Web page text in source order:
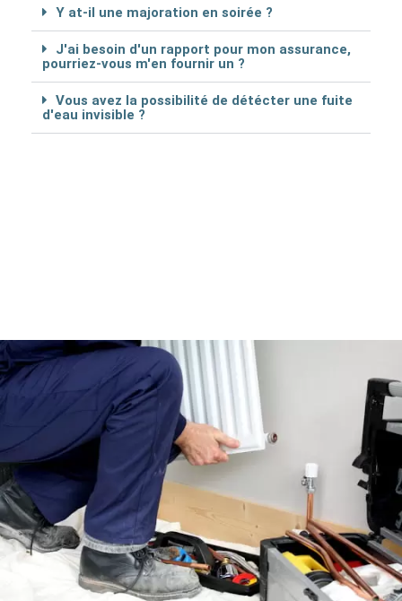
Y at-il une majoration en soirée ?
J'ai besoin d'un rapport pour mon assurance,
pourriez-vous m'en fournir un ?
Vous avez la possibilité de détécter une fuite
d'eau invisible ?